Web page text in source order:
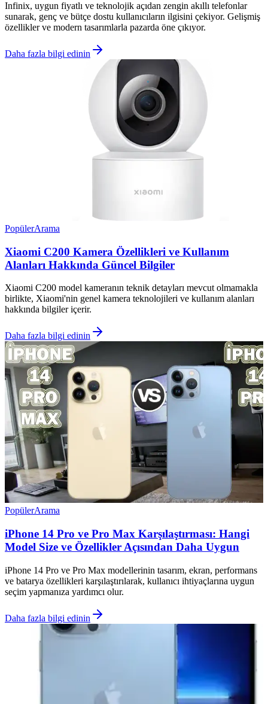
Infinix, uygun fiyatlı ve teknolojik açıdan zengin akıllı telefonlar
sunarak, genç ve bütçe dostu kullanıcıların ilgisini çekiyor. Gelişmiş
özellikler ve modern tasarımlarla pazarda öne çıkıyor.
Daha fazla bilgi edinin
PopülerArama
Xiaomi C200 Kamera Özellikleri ve Kullanım
Alanları Hakkında Güncel Bilgiler
Xiaomi C200 model kameranın teknik detayları mevcut olmamakla
birlikte, Xiaomi'nin genel kamera teknolojileri ve kullanım alanları
hakkında bilgiler içerir.
Daha fazla bilgi edinin
PopülerArama
iPhone 14 Pro ve Pro Max Karşılaştırması: Hangi
Model Size ve Özellikler Açısından Daha Uygun
iPhone 14 Pro ve Pro Max modellerinin tasarım, ekran, performans
ve batarya özellikleri karşılaştırılarak, kullanıcı ihtiyaçlarına uygun
seçim yapmanıza yardımcı olur.
Daha fazla bilgi edinin